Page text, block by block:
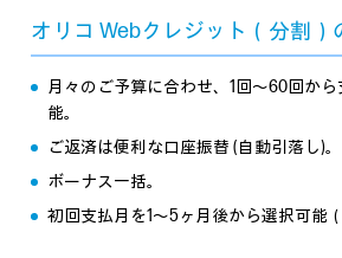
オリコ Webクレジット（分割）
月々のご予算に合わせ、1回～60回か
能。
ご返済は便利な口座振替 (自動引落し)。
ボーナス一括。
初回支払月を1～5ヶ月後から選択可能